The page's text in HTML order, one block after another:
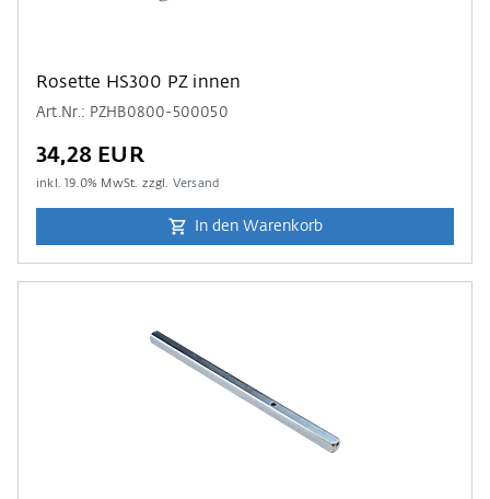
Rosette HS300 PZ innen
Art.Nr.: PZHB0800-500050
34,28 EUR
inkl.19.0% MwSt. zzgl. Versand
In den Warenkorb